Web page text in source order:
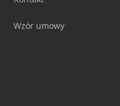
Wzór umowy